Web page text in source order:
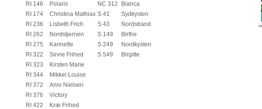
RI 146
Polaris NC 312
Bianca
RI 174
Christina Mathias S 41
Sydkysten
RI 236
Lisbeth Frich S 43
Nordstrand
RI 262
Nordstjernen S 149
Birthe
RI 275
Karinette S 249
Nordkysten
RI 322
Sinne Frihed S 549
Birgitte
RI 323
Kirsten Marie
RI 344
Mikkel Louise
RI 372
Anni Nielsen
RI 376
Victory
RI 422
Kræ Frihed